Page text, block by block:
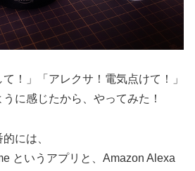
て！」「アレクサ！電気点けて！」
に感じたから、やってみた！
には、
というアプリと、Amazon Alexa